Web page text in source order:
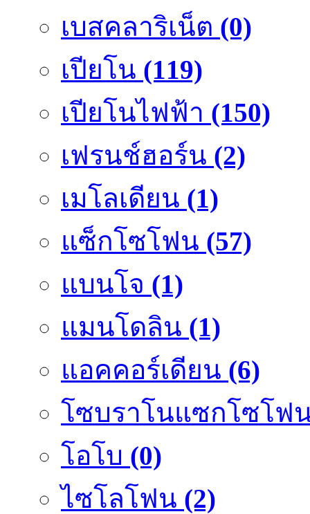
เบสคลาริเน็ต (0)
เปียโน (119)
เปียโนไฟฟ้า (150)
เฟรนช์ฮอร์น (2)
เมโลเดียน (1)
แซ็กโซโฟน (57)
แบนโจ (1)
แมนโดลิน (1)
แอคคอร์เดียน (6)
โซบราโนแซกโซโฟ
โอโบ (0)
ไซโลโฟน (2)